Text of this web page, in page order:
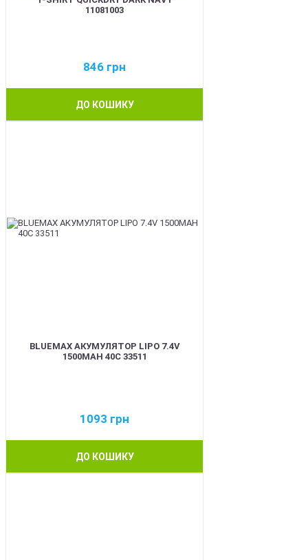
11081003
846 грн
ДО КОШИКУ
BLUEMAX АКУМУЛЯТОР LIPO 7.4V
1500MAH 40C 33511
1093 грн
ДО КОШИКУ